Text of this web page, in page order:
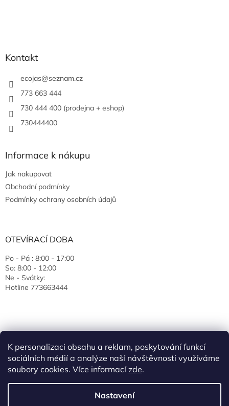
K personalizaci obsahu a reklam, poskytování funkcí
sociálních médií a analýze naší návštěvnosti využíváme
soubory cookies. Více informacízde.
Nastavení
Kontakt
ecojas@seznam.cz
773 663 444
730 444 400 (prodejna + eshop)
730444400
Informace k nákupu
Jak nakupovat
Obchodní podmínky
Podmínky ochrany osobních údajů
OTEVÍRACÍ DOBA
Po - Pá : 8:00 - 17:00
So: 8:00 - 12:00
Ne - Svátky:
Hotline 773663444